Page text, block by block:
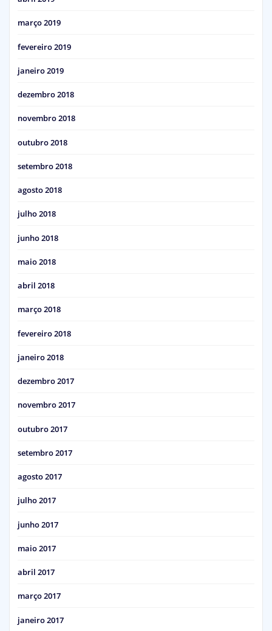
março 2019
fevereiro 2019
janeiro 2019
dezembro 2018
novembro 2018
outubro 2018
setembro 2018
agosto 2018
julho 2018
junho 2018
maio 2018
abril 2018
março 2018
fevereiro 2018
janeiro 2018
dezembro 2017
novembro 2017
outubro 2017
setembro 2017
agosto 2017
julho 2017
junho 2017
maio 2017
abril 2017
março 2017
janeiro 2017